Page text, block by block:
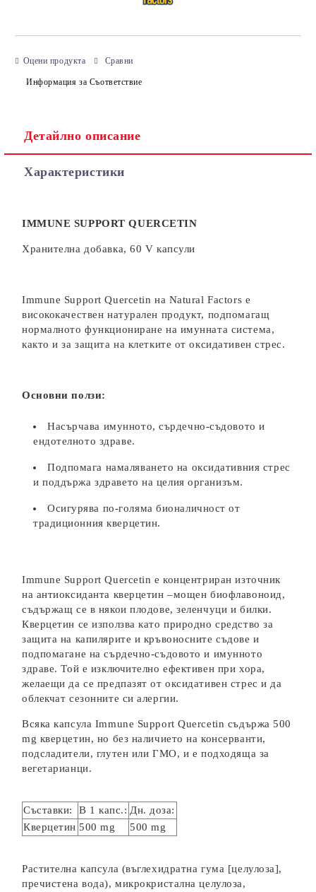
Оцени продукта Сравни
Информация за Съответствие
Детайлно описание
Характеристики
IMMUNE SUPPORT QUERCETIN
Хранителна добавка, 60 V капсули
Immune Support Quercetin на Natural Factors е
висококачествен натурален продукт, подпомагащ
нормалното функциониране на имунната система,
както и за защита на клетките от оксидативен стрес.
Основни ползи:
Насърчава имунното, сърдечно-съдовото и
ендотелното здраве.
Подпомага намаляването на оксидативния стрес
и поддържа здравeто на целия организъм.
Осигурява по-голяма бионаличност от
традиционния кверцетин.
Immune Support Quercetin е концентриран източник
на антиоксиданта кверцетин –мощен биофлавоноид,
съдържащ се в някои плодове, зеленчуци и билки.
Кверцетин се използва като природно средство за
защита на капилярите и кръвоносните съдове и
подпомагане на сърдечно-съдовото и имунното
здраве. Той е изключително ефективен при хора,
желаещи да се предпазят от оксидативен стрес и да
облекчат сезонните си алергии.
Всяка капсула Immune Support Quercetin съдържа 500
mg кверцетин, но без наличието на консерванти,
подсладители, глутен или ГМО, и е подходяща за
вегетарианци.
Съставки: В 1 капс.: Дн. доза:
Кверцетин 500 mg 500 mg
Растителна капсула (въглехидратна гума [целулоза],
пречистена вода), микрокристална целулоза,